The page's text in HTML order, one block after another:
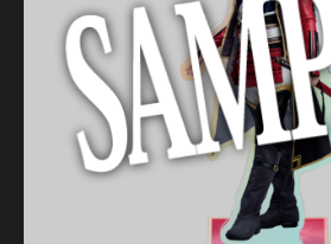
加州清光 単騎出陣
髭切 単騎出陣 ～夢幻
江 おん すていじ かうんとだう